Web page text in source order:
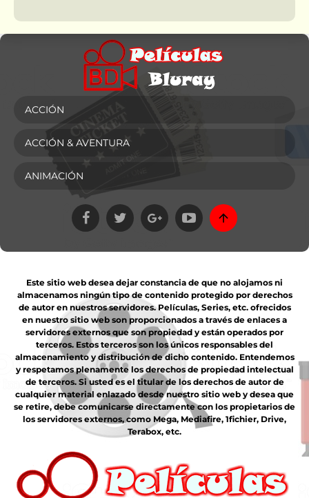
ACCIÓN
ACCIÓN & AVENTURA
ANIMACIÓN
Este sitio web desea dejar constancia de que no alojamos ni
almacenamos ningún tipo de contenido protegido por derechos
de autor en nuestros servidores. Películas, Series, etc. ofrecidos
en nuestro sitio web son proporcionados a través de enlaces a
servidores externos que son propiedad y están operados por
terceros. Estos terceros son los únicos responsables del
almacenamiento y distribución de dicho contenido. Entendemos
y respetamos plenamente los derechos de propiedad intelectual
de terceros. Si usted es el titular de los derechos de autor de
cualquier material enlazado desde nuestro sitio web y desea que
se retire, debe comunicarse directamente con los propietarios de
los servidores externos, como Mega, Mediafire, 1fichier, Drive,
Terabox, etc.